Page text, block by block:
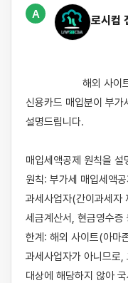
A
로시컴
신용카드 매입분이 부
설명드립니다.
매입세액공제 원칙을
원칙: 부가세 매입세액
과세사업자(간이과세자
세금계산서, 현금영수
한계: 해외 사이트(아마
과세사업자가 아니므로,
대상에 해당하지 않아